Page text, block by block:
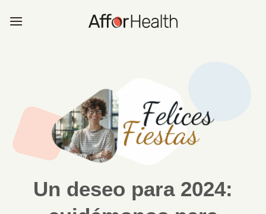
Un deseo para 2024: